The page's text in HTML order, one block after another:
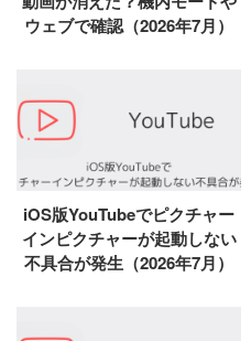
ウェブで確認（2026年7月）
iOS版YouTubeでピクチャー
インピクチャーが起動しない
不具合が発生（2026年7月）